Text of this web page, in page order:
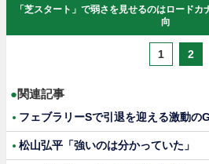
「芝スタート」で弱さを見せるのはロード
向
1 2
●関連記事
フェブラリーSで引退を迎える激動の
松山弘平「強いのは分かっていた」